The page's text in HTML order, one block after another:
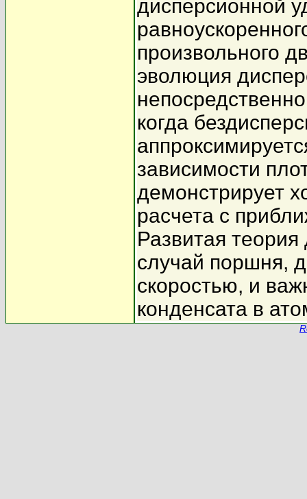
дисперсионной
произвольного
эволюция
когда
зависимости
демонстрирует
расчета с
Развитая
случай поршня,
скоростью, и
конденсата в